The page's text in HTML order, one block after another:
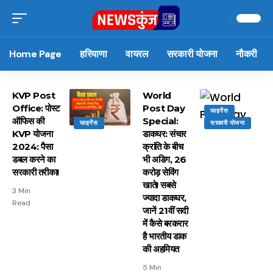
Home Page हरियाणा वायरल सरकारी योजना नौकरी
फाइनेंस
KVP Post
Office: पोस्ट
ऑफिस की
KVP योजना
2024: पैसा
डबल करने का
सरकारी तरीका!
3 Min
Read
फाइनेंस
सरकारी योजना
World
Post Day
Special:
डाकघर: संचार
क्रांति के बीच
भी अडिग, 26
करोड़ सेविंग
खाते! सबसे
ज्यादा डाकघर,
जानें 21वीं सदी
में कैसे बरकरार
है भारतीय डाक
की अहमियत
5 Min